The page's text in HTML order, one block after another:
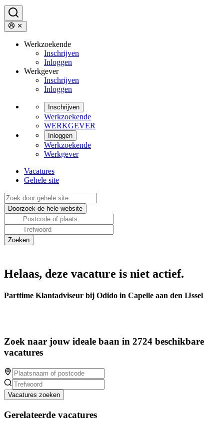
Werkzoekende
Inschrijven
Inloggen
Werkgever
Inschrijven
Inloggen
Inschrijven
Werkzoekende
WERKGEVER
Inloggen
Werkzoekende
Werkgever
Vacatures
Gehele site
Helaas, deze vacature is niet actief.
Parttime Klantadviseur bij Odido in Capelle aan den IJssel
Zoek naar jouw ideale baan in 2724 beschikbare
vacatures
Vacatures zoeken
Gerelateerde vacatures